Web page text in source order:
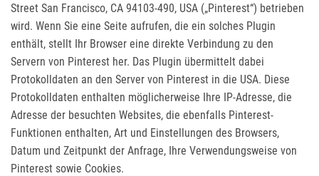
Street San Francisco, CA 94103-490, USA („Pinterest“) betrieben
wird. Wenn Sie eine Seite aufrufen, die ein solches Plugin
enthält, stellt Ihr Browser eine direkte Verbindung zu den
Servern von Pinterest her. Das Plugin übermittelt dabei
Protokolldaten an den Server von Pinterest in die USA. Diese
Protokolldaten enthalten möglicherweise Ihre IP-Adresse, die
Adresse der besuchten Websites, die ebenfalls Pinterest-
Funktionen enthalten, Art und Einstellungen des Browsers,
Datum und Zeitpunkt der Anfrage, Ihre Verwendungsweise von
Pinterest sowie Cookies.